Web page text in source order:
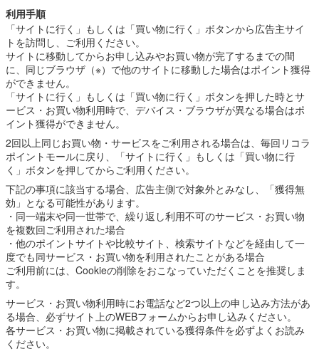
利用手順
「サイトに行く」もしくは「買い物に行く」ボタンから広告主サイ
トを訪問し、ご利用ください。
サイトに移動してからお申し込みやお買い物が完了するまでの間
に、同じブラウザ（※）で他のサイトに移動した場合はポイント獲得
ができません。
「サイトに行く」もしくは「買い物に行く」ボタンを押した時とサ
ービス・お買い物利用時で、デバイス・ブラウザが異なる場合はポ
イント獲得ができません。
2回以上同じお買い物・サービスをご利用される場合は、毎回リコラ
ポイントモールに戻り、「サイトに行く」もしくは「買い物に行
く」ボタンを押してからご利用ください。
下記の事項に該当する場合、広告主側で対象外とみなし、「獲得無
効」となる可能性があります。
・同一端末や同一世帯で、繰り返し利用不可のサービス・お買い物
を複数回ご利用された場合
・他のポイントサイトや比較サイト、検索サイトなどを経由して一
度でも同サービス・お買い物を利用されたことがある場合
ご利用前には、Cookieの削除をおこなっていただくことを推奨しま
す。
サービス・お買い物利用時にお電話など2つ以上の申し込み方法があ
る場合、必ずサイト上のWEBフォームからお申し込みください。
各サービス・お買い物に掲載されている獲得条件を必ずよくお読み
ください。